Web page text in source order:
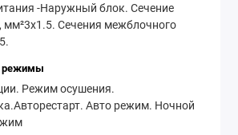
условиях - от
на улице.
с вашего смартфона с
«EVO», а также
-Наружный блок. Сечение
мм²3x1.5. Сечения межблочного
режимы
Режим осушения.
Авто режим. Ночной